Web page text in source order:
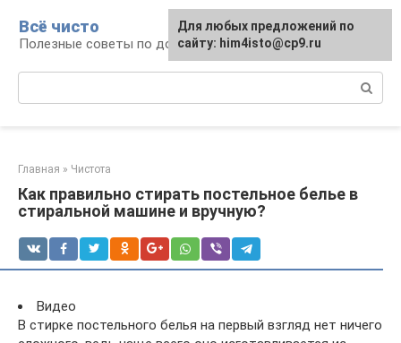
контенту
Всё чисто
Полезные советы по домоводству
Главная » Чистота
Как правильно стирать постельное белье в
стиральной машине и вручную?
Видео
В стирке постельного белья на первый взгляд нет ничего
Для любых предложений по
сайту: him4isto@cp9.ru